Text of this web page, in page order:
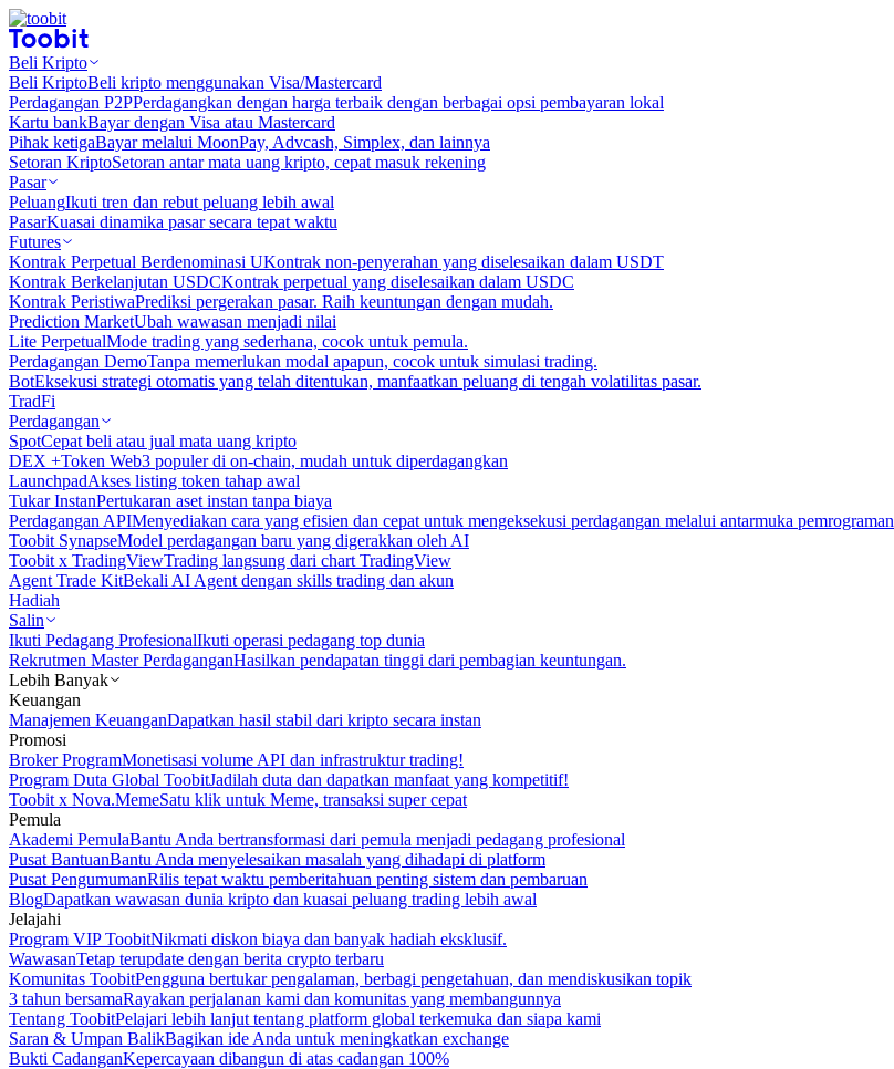
Beli Kripto
Beli KriptoBeli kripto menggunakan Visa/Mastercard
Perdagangan P2PPerdagangkan dengan harga terbaik dengan berbagai opsi pembayaran lokal
Kartu bankBayar dengan Visa atau Mastercard
Pihak ketigaBayar melalui MoonPay, Advcash, Simplex, dan lainnya
Setoran KriptoSetoran antar mata uang kripto, cepat masuk rekening
Pasar
PeluangIkuti tren dan rebut peluang lebih awal
PasarKuasai dinamika pasar secara tepat waktu
Futures
Kontrak Perpetual Berdenominasi UKontrak non-penyerahan yang diselesaikan dalam USDT
Kontrak Berkelanjutan USDCKontrak perpetual yang diselesaikan dalam USDC
Kontrak PeristiwaPrediksi pergerakan pasar. Raih keuntungan dengan mudah.
Prediction MarketUbah wawasan menjadi nilai
Lite PerpetualMode trading yang sederhana, cocok untuk pemula.
Perdagangan DemoTanpa memerlukan modal apapun, cocok untuk simulasi trading.
BotEksekusi strategi otomatis yang telah ditentukan, manfaatkan peluang di tengah volatilitas pasar.
TradFi
Perdagangan
SpotCepat beli atau jual mata uang kripto
DEX +Token Web3 populer di on-chain, mudah untuk diperdagangkan
LaunchpadAkses listing token tahap awal
Tukar InstanPertukaran aset instan tanpa biaya
Perdagangan APIMenyediakan cara yang efisien dan cepat untuk mengeksekusi perdagangan melalui antarmuka pemrograman
Toobit SynapseModel perdagangan baru yang digerakkan oleh AI
Toobit x TradingViewTrading langsung dari chart TradingView
Agent Trade KitBekali AI Agent dengan skills trading dan akun
Hadiah
Salin
Ikuti Pedagang ProfesionalIkuti operasi pedagang top dunia
Rekrutmen Master PerdaganganHasilkan pendapatan tinggi dari pembagian keuntungan.
Lebih Banyak
Keuangan
Manajemen KeuanganDapatkan hasil stabil dari kripto secara instan
Promosi
Broker ProgramMonetisasi volume API dan infrastruktur trading!
Program Duta Global ToobitJadilah duta dan dapatkan manfaat yang kompetitif!
Toobit x Nova.MemeSatu klik untuk Meme, transaksi super cepat
Pemula
Akademi PemulaBantu Anda bertransformasi dari pemula menjadi pedagang profesional
Pusat BantuanBantu Anda menyelesaikan masalah yang dihadapi di platform
Pusat PengumumanRilis tepat waktu pemberitahuan penting sistem dan pembaruan
BlogDapatkan wawasan dunia kripto dan kuasai peluang trading lebih awal
Jelajahi
Program VIP ToobitNikmati diskon biaya dan banyak hadiah eksklusif.
WawasanTetap terupdate dengan berita crypto terbaru
Komunitas ToobitPengguna bertukar pengalaman, berbagi pengetahuan, dan mendiskusikan topik
3 tahun bersamaRayakan perjalanan kami dan komunitas yang membangunnya
Tentang ToobitPelajari lebih lanjut tentang platform global terkemuka dan siapa kami
Saran & Umpan BalikBagikan ide Anda untuk meningkatkan exchange
Bukti CadanganKepercayaan dibangun di atas cadangan 100%